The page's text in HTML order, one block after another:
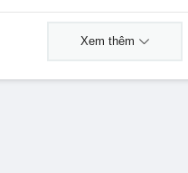
Xem thêm